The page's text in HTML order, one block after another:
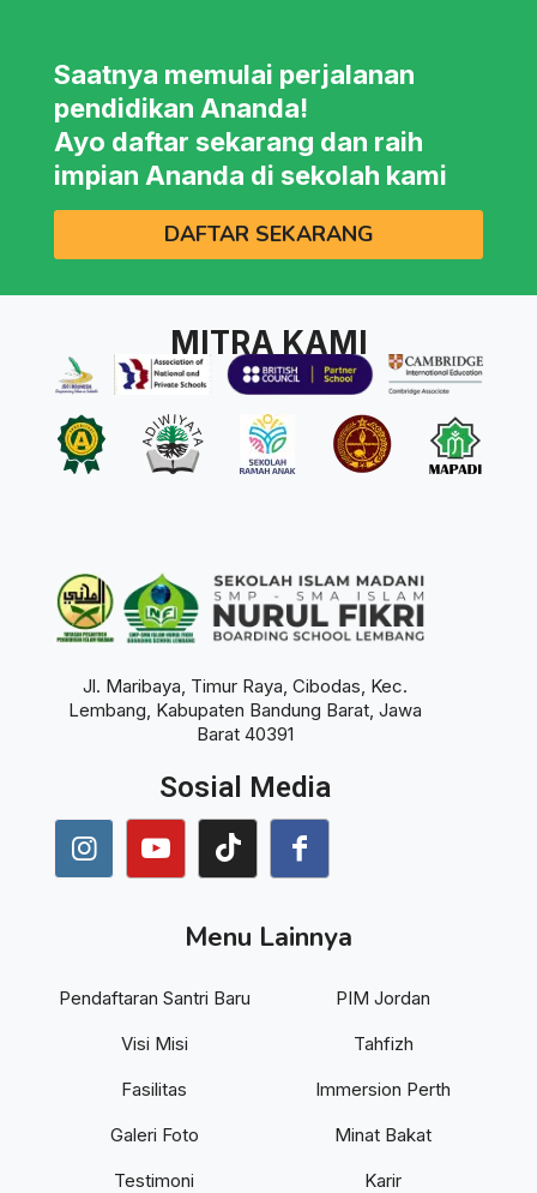
Saatnya memulai perjalanan
pendidikan Ananda!
Ayo daftar sekarang dan raih
impian Ananda di sekolah kami
DAFTAR SEKARANG
MITRA KAMI
Jl. Maribaya, Timur Raya, Cibodas, Kec.
Lembang, Kabupaten Bandung Barat, Jawa
Barat 40391
Sosial Media
Menu Lainnya
Pendaftaran Santri Baru
Visi Misi
Fasilitas
Galeri Foto
Testimoni
PIM Jordan
Tahfizh
Immersion Perth
Minat Bakat
Karir